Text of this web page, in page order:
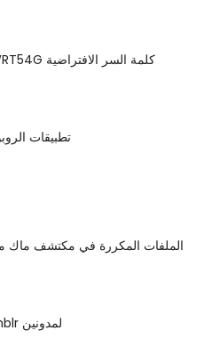
لينكسيس WRT54G كلمة السر الافتراضية
تطبيقات
الملفات المكررة في مكتشف ماك
ميزات Tumblr لمدونين